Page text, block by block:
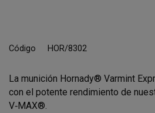
Código HOR/8302
La munición Hornady® Varmint
con el potente rendimiento de
V‑MAX®.